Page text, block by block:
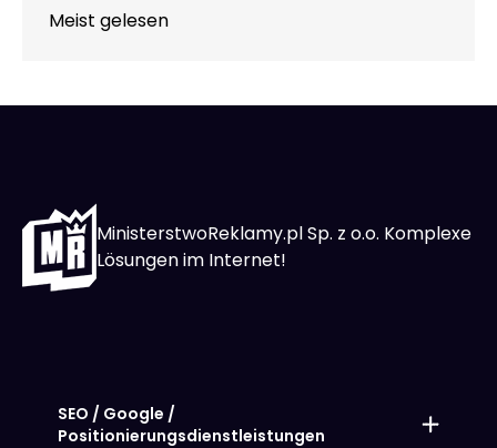
Meist gelesen
MinisterstwoReklamy.pl Sp. z o.o. Komplexe
Lösungen im Internet!
SEO / Google /
Positionierungsdienstleistungen